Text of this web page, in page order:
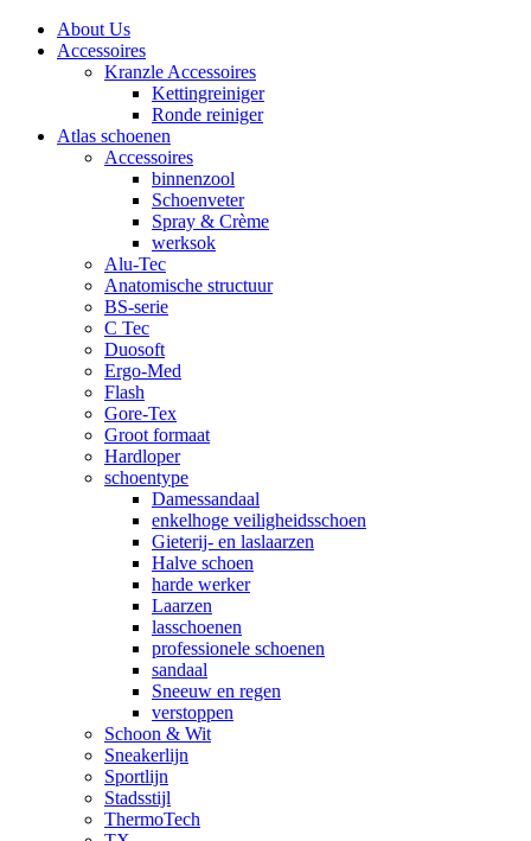
About Us
Accessoires
Kranzle Accessoires
Kettingreiniger
Ronde reiniger
Atlas schoenen
Accessoires
binnenzool
Schoenveter
Spray & Crème
werksok
Alu-Tec
Anatomische structuur
BS-serie
C Tec
Duosoft
Ergo-Med
Flash
Gore-Tex
Groot formaat
Hardloper
schoentype
Damessandaal
enkelhoge veiligheidsschoen
Gieterij- en laslaarzen
Halve schoen
harde werker
Laarzen
lasschoenen
professionele schoenen
sandaal
Sneeuw en regen
verstoppen
Schoon & Wit
Sneakerlijn
Sportlijn
Stadsstijl
ThermoTech